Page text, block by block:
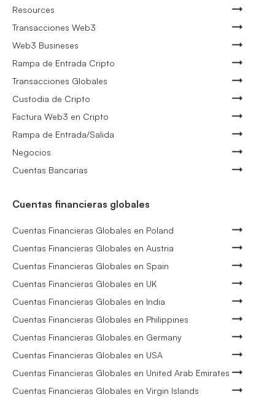
Resources
Transacciones Web3
Web3 Busineses
Rampa de Entrada Cripto
Transacciones Globales
Custodia de Cripto
Factura Web3 en Cripto
Rampa de Entrada/Salida
Negocios
Cuentas Bancarias
Cuentas financieras globales
Cuentas Financieras Globales en Poland
Cuentas Financieras Globales en Austria
Cuentas Financieras Globales en Spain
Cuentas Financieras Globales en UK
Cuentas Financieras Globales en India
Cuentas Financieras Globales en Philippines
Cuentas Financieras Globales en Germany
Cuentas Financieras Globales en USA
Cuentas Financieras Globales en United Arab Emirates
Cuentas Financieras Globales en Virgin Islands